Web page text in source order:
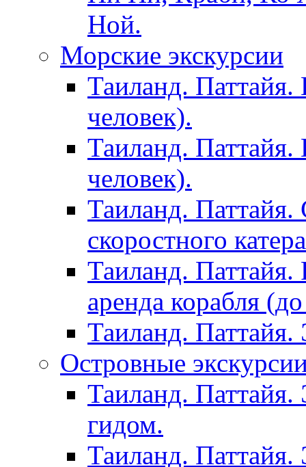
Ной.
Морские экскурсии
Таиланд. Паттайя.
человек).
Таиланд. Паттайя.
человек).
Таиланд. Паттайя.
скоростного
Таиланд. Паттайя.
аренда корабля
Таиланд.
Островные
Таиланд. Паттайя.
гидом.
Таиланд.